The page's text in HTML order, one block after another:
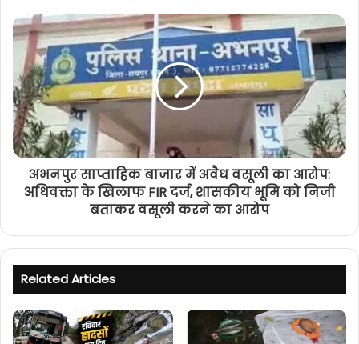
अभनपुर साप्ताहिक बाजार में अवैध वसूली का आरोप:
अधिवक्ता के खिलाफ FIR दर्ज, शासकीय भूमि को निजी
बताकर वसूली करने का आरोप
Related Articles